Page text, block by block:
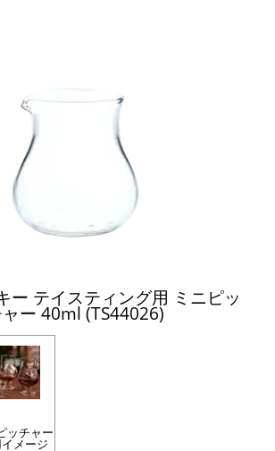
ー テイスティング用 ミニピッ
ー 40ml (TS44026)
ッチャー
メージ